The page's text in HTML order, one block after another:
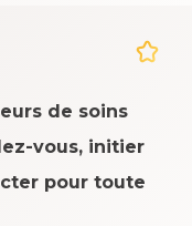
de soins
vous, initier
pour toute